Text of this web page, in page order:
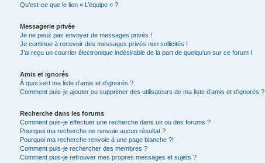
Qu’est-ce que le lien « L’équipe » ?
Messagerie privée
Je ne peux pas envoyer de messages privés !
Je continue à recevoir des messages privés non sollicités !
J’ai reçu un courrier électronique indésirable de la part de quelqu’un sur ce forum !
Amis et ignorés
À quoi sert ma liste d’amis et d’ignorés ?
Comment puis-je ajouter ou supprimer des utilisateurs de ma liste d’amis et d’ignorés ?
Recherche dans les forums
Comment puis-je effectuer une recherche dans un ou des forums ?
Pourquoi ma recherche ne renvoie aucun résultat ?
Pourquoi ma recherche renvoie à une page blanche ?!
Comment puis-je rechercher des membres ?
Comment puis-je retrouver mes propres messages et sujets ?